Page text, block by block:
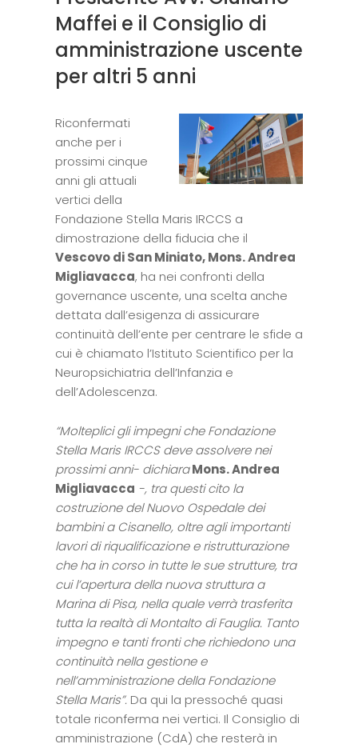
Maffei e il Consiglio di
amministrazione uscente
per altri 5 anni
Riconfermati
anche per i
prossimi cinque
anni gli attuali
vertici della
Fondazione Stella Maris IRCCS a
dimostrazione della fiducia che il
Vescovo di San Miniato, Mons. Andrea
Migliavacca, ha nei confronti della
governance uscente, una scelta anche
dettata dall’esigenza di assicurare
continuità dell’ente per centrare le sfide a
cui è chiamato l’Istituto Scientifico per la
Neuropsichiatria dell’Infanzia e
dell’Adolescenza.
“Molteplici gli impegni che Fondazione
Stella Maris IRCCS deve assolvere nei
prossimi anni- dichiaraMons. Andrea
Migliavacca -, tra questi cito la
costruzione del Nuovo Ospedale dei
bambini a Cisanello, oltre agli importanti
lavori di riqualificazione e ristrutturazione
che ha in corso in tutte le sue strutture, tra
cui l’apertura della nuova struttura a
Marina di Pisa, nella quale verrà trasferita
tutta la realtà di Montalto di Fauglia. Tanto
impegno e tanti fronti che richiedono una
continuità nella gestione e
nell’amministrazione della Fondazione
Stella Maris”. Da qui la pressoché quasi
totale riconferma nei vertici. Il Consiglio di
amministrazione (CdA) che resterà in